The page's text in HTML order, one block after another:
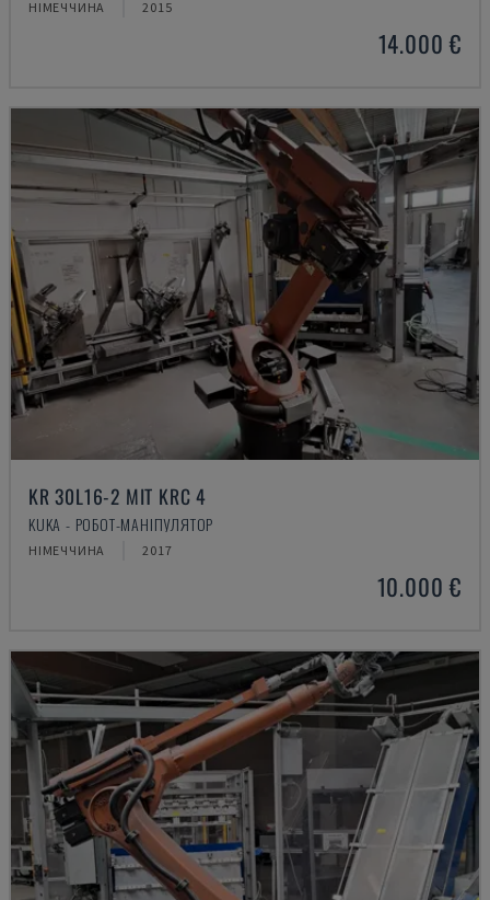
НІМЕЧЧИНА 2015
14.000 €
KR 30L16-2 MIT KRC 4
KUKA - РОБОТ-МАНІПУЛЯТОР
НІМЕЧЧИНА 2017
10.000 €